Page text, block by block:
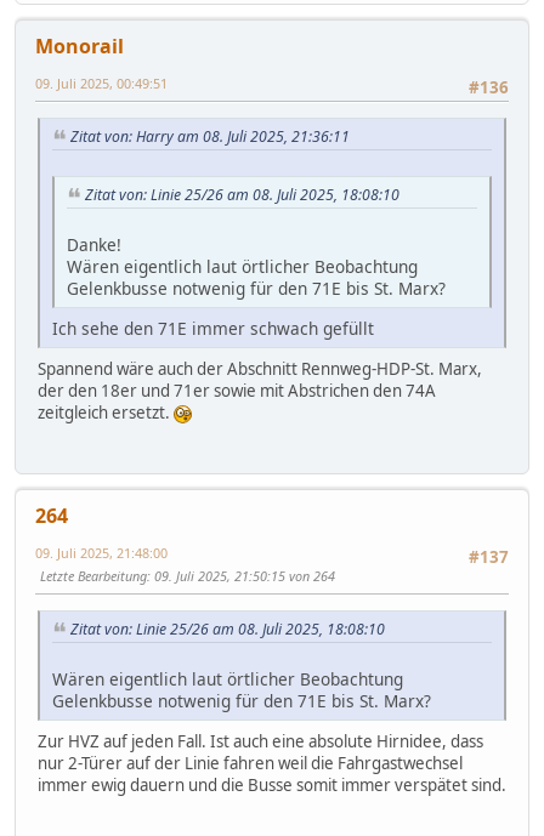
Monorail
#136
09. Juli 2025, 00:49:51
Zitat von: Harry am 08. Juli 2025, 21:36:11
Zitat von: Linie 25/26 am 08. Juli 2025, 18:08:10
Danke!
Wären eigentlich laut örtlicher Beobachtung
Gelenkbusse notwenig für den 71E bis St. Marx?
Ich sehe den 71E immer schwach gefüllt
Spannend wäre auch der Abschnitt Rennweg-HDP-St. Marx,
der den 18er und 71er sowie mit Abstrichen den 74A
zeitgleich ersetzt.
264
#137
09. Juli 2025, 21:48:00
Letzte Bearbeitung: 09. Juli 2025, 21:50:15 von 264
Zitat von: Linie 25/26 am 08. Juli 2025, 18:08:10
Wären eigentlich laut örtlicher Beobachtung
Gelenkbusse notwenig für den 71E bis St. Marx?
Zur HVZ auf jeden Fall. Ist auch eine absolute Hirnidee, dass
nur 2-Türer auf der Linie fahren weil die Fahrgastwechsel
immer ewig dauern und die Busse somit immer verspätet sind.